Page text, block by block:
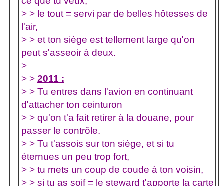
> > le tout = servi par de belles hôtesses de
l'air,
> > et ton siège est tellement large qu'on
peut s'asseoir à deux.
>
> > 2011 :
> > Tu entres dans l'avion en continuant
d'attacher ton ceinturon
> > qu'on t'a fait retirer à la douane, pour
passer le contrôle.
> > Tu t'assois sur ton siège, et si tu
éternues un peu trop fort,
> > tu mets un coup de coude à ton voisin,
> > si tu as soif = le steward t'apporte la carte